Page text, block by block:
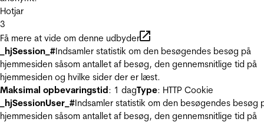
Hotjar
3
Få mere at vide om denne udbyder
_hjSession_#Indsamler statistik om den besøgendes besøg på
hjemmesiden såsom antallet af besøg, den gennemsnitlige tid på
hjemmesiden og hvilke sider der er læst.
Maksimal opbevaringstid: 1 dagType: HTTP Cookie
_hjSessionUser_#Indsamler statistik om den besøgendes besøg
hjemmesiden såsom antallet af besøg, den gennemsnitlige tid på